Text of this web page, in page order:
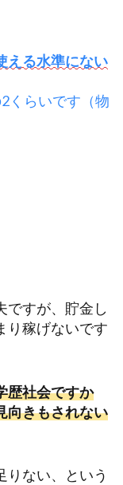
える水準にない
くらいです（物
ですが、貯金し
り稼げないです
歴社会ですか
向きもされない
りない、という